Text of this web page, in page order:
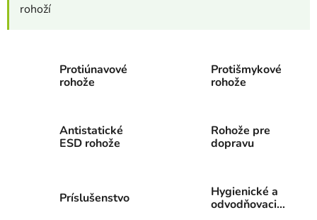
rohoží
Protiúnavové
rohože
Protišmykové
rohože
Antistatické
ESD rohože
Rohože pre
dopravu
Príslušenstvo
Hygienické a
odvodňovacie